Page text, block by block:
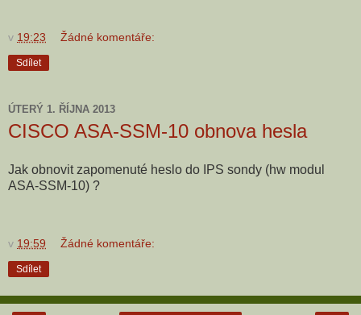
v 19:23 Žádné komentáře:
Sdílet
ÚTERÝ 1. ŘÍJNA 2013
CISCO ASA-SSM-10 obnova hesla
Jak obnovit zapomenuté heslo do IPS sondy (hw modul
ASA-SSM-10) ?
v 19:59 Žádné komentáře:
Sdílet